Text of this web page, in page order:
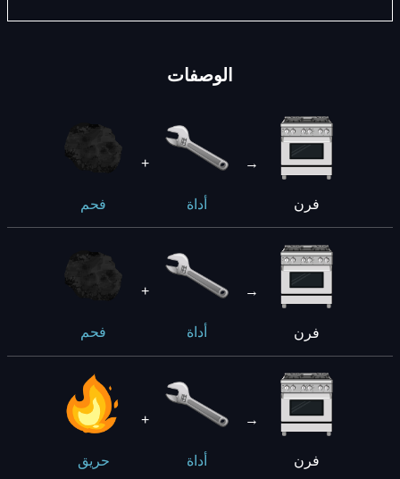
الوصفات
فحم
+
أداة
→
فرن
فحم
+
أداة
→
فرن
حريق
+
أداة
→
فرن